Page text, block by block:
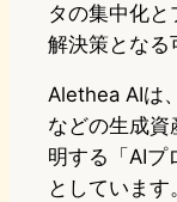
タの集中化
解決策となる
Alethea AIは
などの生成資
明する「AIプ
としていま